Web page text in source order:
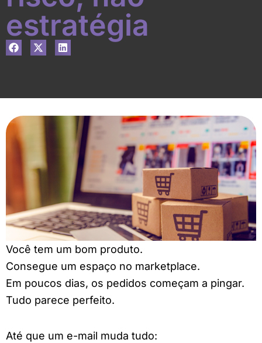
estratégia
Você tem um bom produto.
Consegue um espaço no marketplace.
Em poucos dias, os pedidos começam a pingar.
Tudo parece perfeito.
Até que um e-mail muda tudo: